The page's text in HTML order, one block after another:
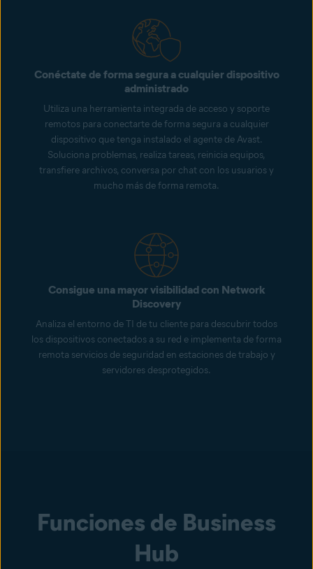
Conéctate de forma segura a cualquier dispositivo
administrado
Utiliza una herramienta integrada de acceso y soporte
remotos para conectarte de forma segura a cualquier
dispositivo que tenga instalado el agente de Avast.
Soluciona problemas, realiza tareas, reinicia equipos,
transfiere archivos, conversa por chat con los usuarios y
mucho más de forma remota.
Consigue una mayor visibilidad con Network
Discovery
Analiza el entorno de TI de tu cliente para descubrir todos
los dispositivos conectados a su red e implementa de forma
remota servicios de seguridad en estaciones de trabajo y
servidores desprotegidos.
Funciones de Business
Hub